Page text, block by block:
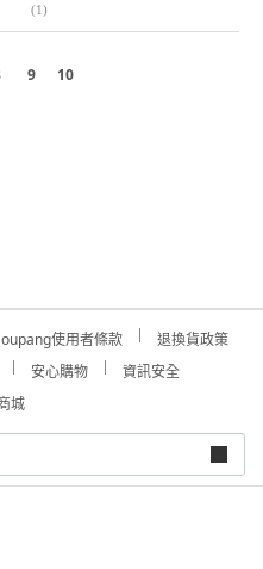
(1)
9 10
使用者條款
退換貨政策
安心購物
資訊安全
城